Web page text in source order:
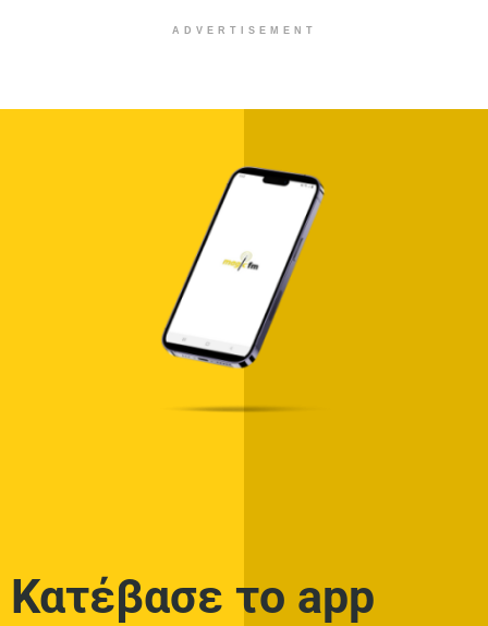
ADVERTISEMENT
Κατέβασε το app